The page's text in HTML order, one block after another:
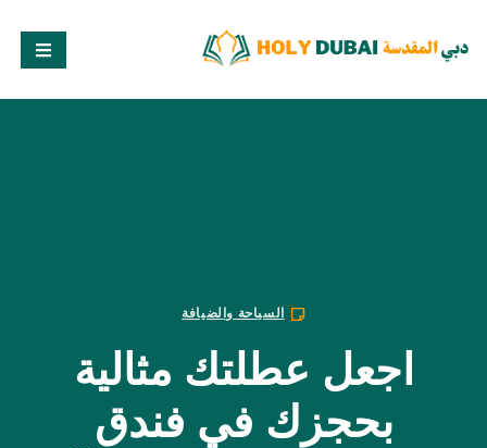
السياحة والضيافة
اجعل عطلتك مثالية
بحجزك في فندق